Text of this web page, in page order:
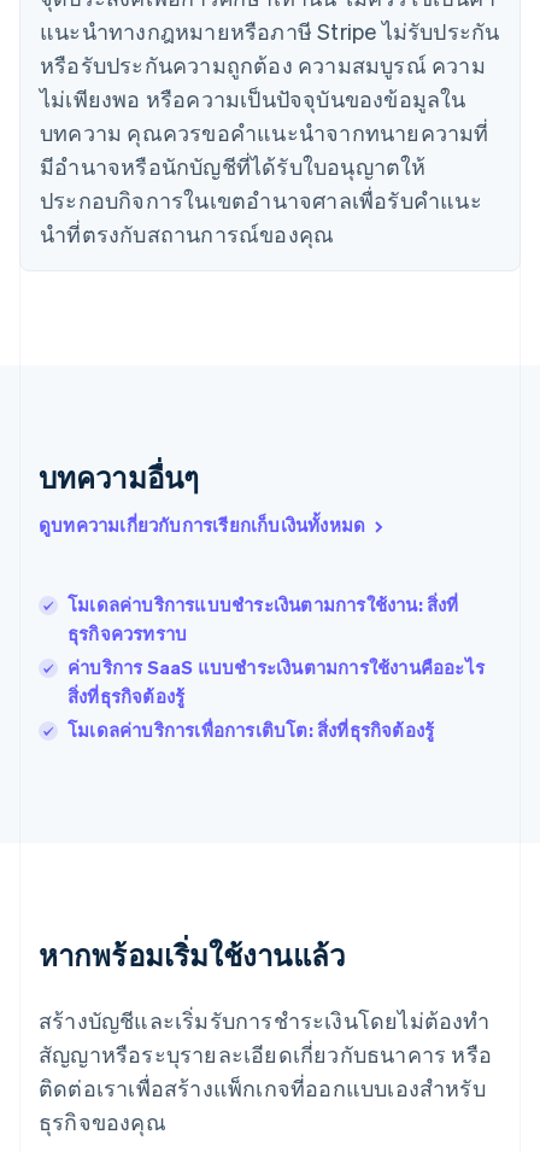
แนะนําทางกฎหมายหรือภาษี Stripe ไม่รับประกัน
หรือรับประกันความถูกต้อง ความสมบูรณ์ ความ
ไม่เพียงพอ หรือความเป็นปัจจุบันของข้อมูลใน
บทความ คุณควรขอคําแนะนําจากทนายความที่
มีอํานาจหรือนักบัญชีที่ได้รับใบอนุญาตให้
ประกอบกิจการในเขตอํานาจศาลเพื่อรับคําแนะ
นําที่ตรงกับสถานการณ์ของคุณ
บทความอื่นๆ
ดูบทความเกี่ยวกับการเรียกเก็บเงินทั้งหมด
โมเดลค่าบริการแบบชําระเงินตามการใช้งาน: สิ่งที่
ธุรกิจควรทราบ
ค่าบริการ SaaS แบบชําระเงินตามการใช้งานคืออะไร
สิ่งที่ธุรกิจต้องรู้
โมเดลค่าบริการเพื่อการเติบโต: สิ่งที่ธุรกิจต้องรู้
หากพร้อมเริ่มใช้งานแล้ว
สร้างบัญชีและเริ่มรับการชำระเงินโดยไม่ต้องทำ
สัญญาหรือระบุรายละเอียดเกี่ยวกับธนาคาร หรือ
ติดต่อเราเพื่อสร้างแพ็กเกจที่ออกแบบเองสำหรับ
ธุรกิจของคุณ
English
ญี่ปุ่น
日本語 English
เดนมาร์ก
English
ไทย
English
นอร์เวย์
English
นิวซีแลนด์
เนเธอร์แลนด์
Français
โปรตุเกส
โปแลนด์
FrançaisEnglish
ฟินแลนด์
English
มอลตา
English
มาเลเซีย
English
ลักเซมเบิร์ก
ลัตเวีย
English
ลิกเตนสไตน์
DeutschEnglish
ลิทัวเนีย